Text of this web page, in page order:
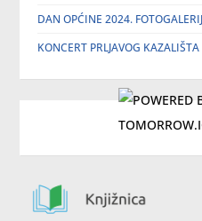
DAN OPĆINE 2024.
KONCERT PRLJAVOG